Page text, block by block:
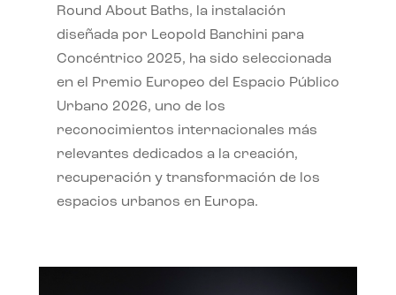
Round About Baths, la instalación
diseñada por Leopold Banchini para
Concéntrico 2025, ha sido seleccionada
en el Premio Europeo del Espacio Público
Urbano 2026, uno de los
reconocimientos internacionales más
relevantes dedicados a la creación,
recuperación y transformación de los
espacios urbanos en Europa.